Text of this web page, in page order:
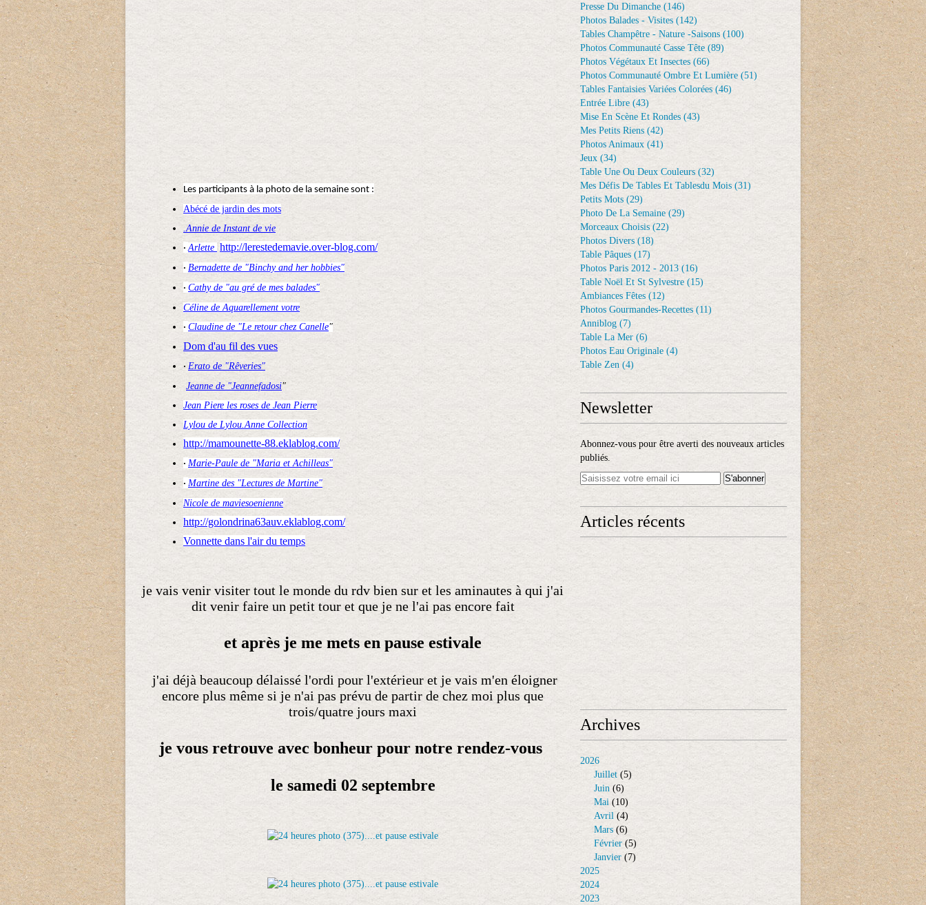
Les participants à la photo de la semaine sont :
Abécé de jardin des mots
.Annie de Instant de vie
·Arlette http://lerestedemavie.over-blog.com/
· Bernadette de "Binchy and her hobbies"
· Cathy de "au gré de mes balades"
Céline de Aquarellement votre
· Claudine de "Le retour chez Canelle"
Dom d'au fil des vues
· Erato de "Rêveries"
Jeanne de "Jeannefadosi"
Jean Piere les roses de Jean Pierre
Lylou de Lylou.Anne Collection
http://mamounette-88.eklablog.com/
· Marie-Paule de "Maria et Achilleas"
· Martine des "Lectures de Martine"
Nicole de maviesoenienne
http://golondrina63auv.eklablog.com/
Vonnette dans l'air du temps
je vais venir visiter tout le monde du rdv bien sur et les aminautes à qui j'ai
dit venir faire un petit tour et que je ne l'ai pas encore fait
et après je me mets en pause estivale
j'ai déjà beaucoup délaissé l'ordi pour l'extérieur et je vais m'en éloigner
encore plus même si je n'ai pas prévu de partir de chez moi plus que
trois/quatre jours maxi
je vous retrouve avec bonheur pour notre rendez-vous
le samedi 02 septembre
Presse Du Dimanche (146)
Photos Balades - Visites (142)
Tables Champêtre - Nature -saisons (100)
Photos Communauté Casse Tête (89)
Photos Végétaux Et Insectes (66)
Photos Communauté Ombre Et Lumière (51)
Tables Fantaisies Variées Colorées (46)
Entrée Libre (43)
Mise En Scène Et Rondes (43)
Mes Petits Riens (42)
Photos Animaux (41)
Jeux (34)
Table Une Ou Deux Couleurs (32)
Mes Défis De Tables Et Tablesdu Mois (31)
Petits Mots (29)
Photo De La Semaine (29)
Morceaux Choisis (22)
Photos Divers (18)
Table Pâques (17)
Photos Paris 2012 - 2013 (16)
Table Noël Et St Sylvestre (15)
Ambiances Fêtes (12)
Photos Gourmandes-Recettes (11)
Anniblog (7)
Table La Mer (6)
Photos Eau Originale (4)
Table Zen (4)
Newsletter
Abonnez-vous pour être averti des nouveaux articles
publiés.
Articles récents
Archives
2026
Juillet (5)
Juin (6)
Mai (10)
Avril (4)
Mars (6)
Février (5)
Janvier (7)
2025
2024
2023